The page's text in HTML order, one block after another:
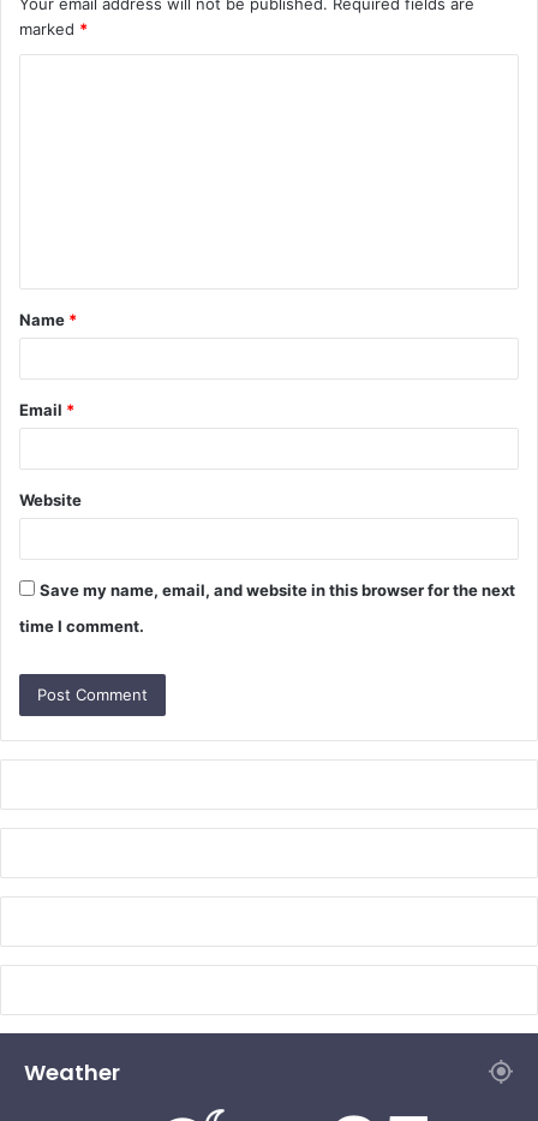
Your email address will not be published. Required fields are
marked *
t
*
Name *
Email *
Website
Save my name, email, and website in this browser for the next
time I comment.
Weather